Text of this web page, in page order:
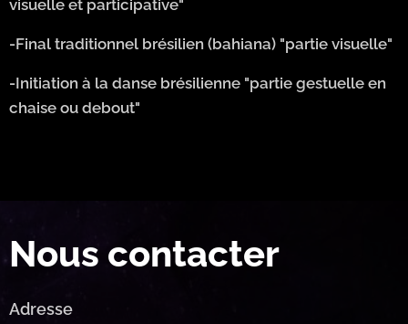
visuelle et participative"
-Final traditionnel brésilien (bahiana) "partie visuelle"
-Initiation à la danse brésilienne "partie gestuelle en
chaise ou debout"
Nous contacter
Adresse